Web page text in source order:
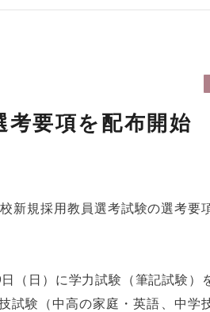
要項を配布開始
新規採用教員選考試験の選考要
（日）に学力試験（筆記試験）
試験（中高の家庭・英語、中学